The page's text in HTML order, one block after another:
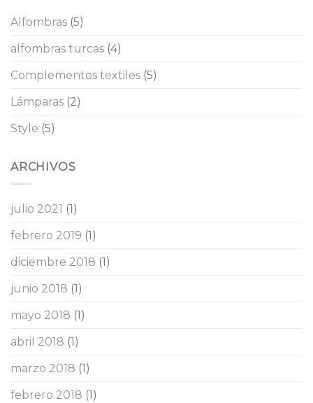
Alfombras (5)
alfombras turcas (4)
Complementos textiles (5)
Lámparas (2)
Style (5)
ARCHIVOS
julio 2021 (1)
febrero 2019 (1)
diciembre 2018 (1)
junio 2018 (1)
mayo 2018 (1)
abril 2018 (1)
marzo 2018 (1)
febrero 2018 (1)